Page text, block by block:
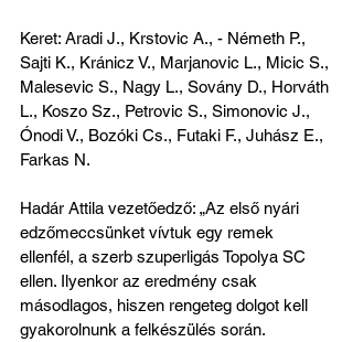
Keret: Aradi J., Krstovic A., - Németh P.,
Sajti K., Kránicz V., Marjanovic L., Micic S.,
Malesevic S., Nagy L., Sovány D., Horváth
L., Koszo Sz., Petrovic S., Simonovic J.,
Ónodi V., Bozóki Cs., Futaki F., Juhász E.,
Farkas N.
Hadár Attila vezetőedző: „Az első nyári
edzőmeccsünket vívtuk egy remek
ellenfél, a szerb szuperligás Topolya SC
ellen. Ilyenkor az eredmény csak
másodlagos, hiszen rengeteg dolgot kell
gyakorolnunk a felkészülés során.